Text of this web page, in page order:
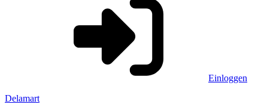
Einloggen
Delamart